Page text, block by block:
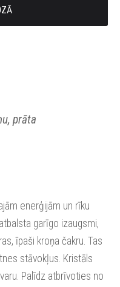
prāta
enerģijām un rīku
garīgo izaugsmi,
īpaši kroņa čakru. Tas
stāvokļus. Kristāls
Palīdz atbrīvoties no